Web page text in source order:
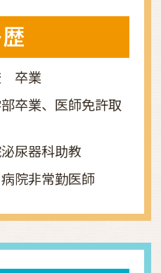
卒業
卒業、医師免許取
尿器科助教
院非常勤医師